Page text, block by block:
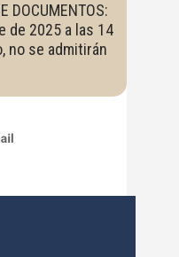
DOCUMENTOS:
de 2025 a las 14
no se admitirán